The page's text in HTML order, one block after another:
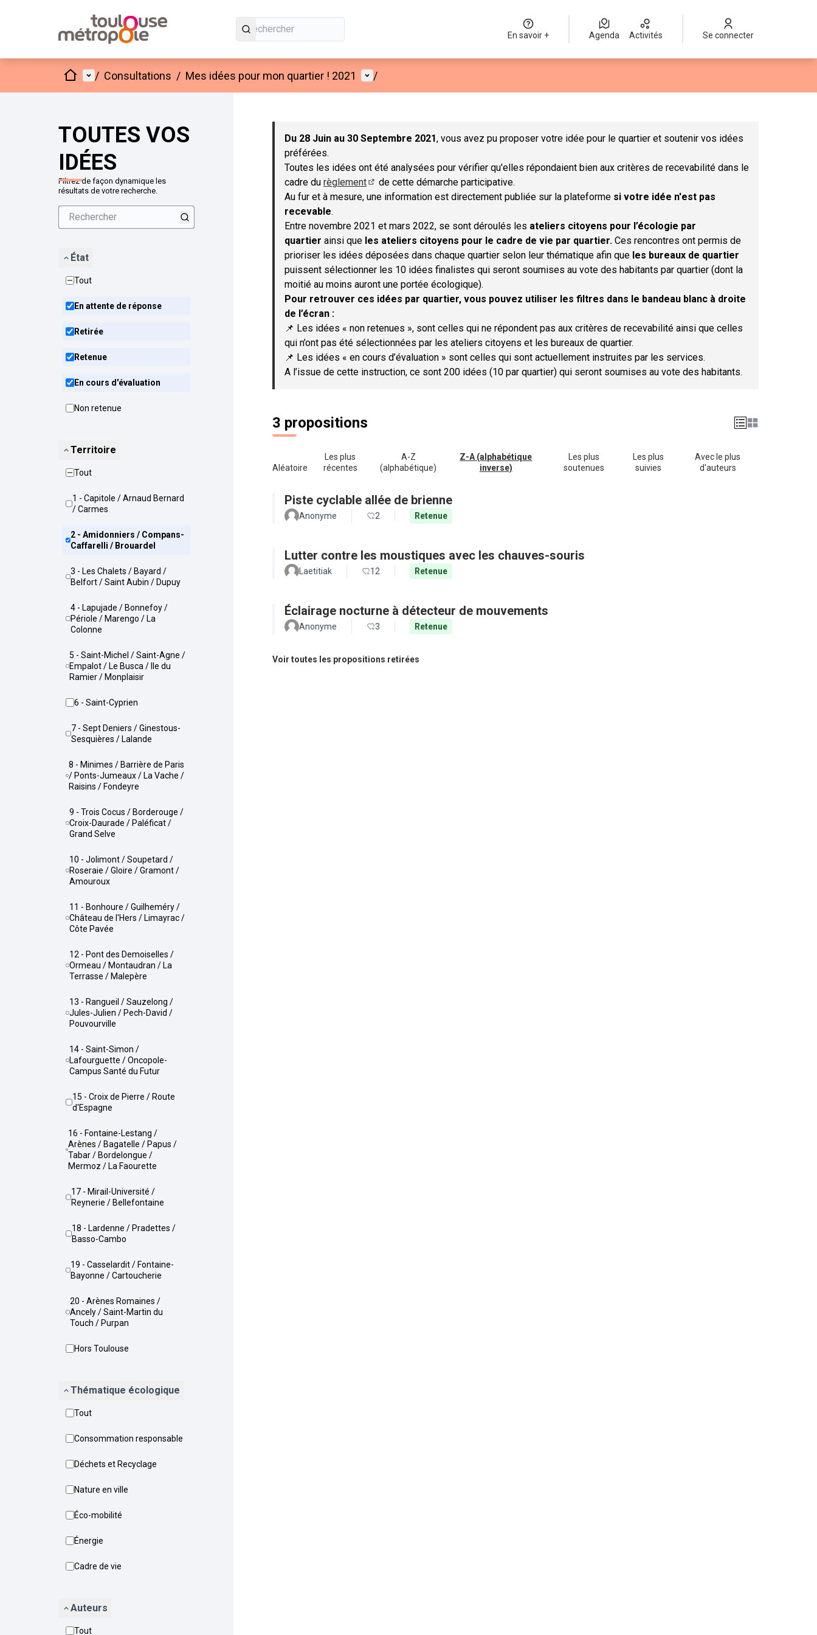
En savoir + Agenda Activités Se connecter
AccueilMenu principal
/ Consultations / Mes idées pour mon quartier ! 2021 Menu utilisateur
/
TOUTES VOS
IDÉES
Filtrez de façon dynamique les
résultats de votre recherche.
État
Tout
En attente de réponse
Retirée
Retenue
En cours d'évaluation
Non retenue
Territoire
Tout
1 - Capitole / Arnaud Bernard
/ Carmes
2 - Amidonniers / Compans-
Caffarelli / Brouardel
3 - Les Chalets / Bayard /
Belfort / Saint Aubin / Dupuy
4 - Lapujade / Bonnefoy /
Périole / Marengo / La
Colonne
5 - Saint-Michel / Saint-Agne /
Empalot / Le Busca / Ile du
Ramier / Monplaisir
6 - Saint-Cyprien
7 - Sept Deniers / Ginestous-
Sesquières / Lalande
8 - Minimes / Barrière de Paris
/ Ponts-Jumeaux / La Vache /
Raisins / Fondeyre
9 - Trois Cocus / Borderouge /
Croix-Daurade / Paléficat /
Grand Selve
10 - Jolimont / Soupetard /
Roseraie / Gloire / Gramont /
Amouroux
11 - Bonhoure / Guilheméry /
Château de l'Hers / Limayrac /
Côte Pavée
12 - Pont des Demoiselles /
Ormeau / Montaudran / La
Terrasse / Malepère
13 - Rangueil / Sauzelong /
Jules-Julien / Pech-David /
Pouvourville
14 - Saint-Simon /
Lafourguette / Oncopole-
Campus Santé du Futur
15 - Croix de Pierre / Route
d'Espagne
16 - Fontaine-Lestang /
Arènes / Bagatelle / Papus /
Tabar / Bordelongue /
Mermoz / La Faourette
17 - Mirail-Université /
Reynerie / Bellefontaine
18 - Lardenne / Pradettes /
Basso-Cambo
19 - Casselardit / Fontaine-
Bayonne / Cartoucherie
20 - Arènes Romaines /
Ancely / Saint-Martin du
Touch / Purpan
Hors Toulouse
Thématique écologique
Tout
Consommation responsable
Déchets et Recyclage
Nature en ville
Éco-mobilité
Énergie
Cadre de vie
Auteurs
Tout
Passer la carte
Du 28 Juin au 30 Septembre 2021, vous avez pu proposer votre idée pour le quartier et soutenir vos idées
préférées.
Toutes les idées ont été analysées pour vérifier qu'elles répondaient bien aux critères de recevabilité dans le
cadre du règlement
(S'ouvre dans un nouvel onglet)
de cette démarche participative.
Au fur et à mesure, une information est directement publiée sur la plateforme si votre idée n'est pas
recevable.
Entre novembre 2021 et mars 2022, se sont déroulés les ateliers citoyens pour l’écologie par
quartier ainsi que les ateliers citoyens pour le cadre de vie par quartier. Ces rencontres ont permis de
prioriser les idées déposées dans chaque quartier selon leur thématique afin que les bureaux de quartier
puissent sélectionner les 10 idées finalistes qui seront soumises au vote des habitants par quartier (dont la
moitié au moins auront une portée écologique).
Pour retrouver ces idées par quartier, vous pouvez utiliser les filtres dans le bandeau blanc à droite
de l’écran :
📌 Les idées « non retenues », sont celles qui ne répondent pas aux critères de recevabilité ainsi que celles
qui n’ont pas été sélectionnées par les ateliers citoyens et les bureaux de quartier.
📌 Les idées « en cours d’évaluation » sont celles qui sont actuellement instruites par les services.
A l’issue de cette instruction, ce sont 200 idées (10 par quartier) qui seront soumises au vote des habitants.
3 propositions
Aléatoire
Les plus
récentes
A-Z
(alphabétique)
Z-A (alphabétique
inverse)
Les plus
soutenues
Les plus
suivies
Avec le plus
d'auteurs
Piste cyclable allée de brienne
Anonyme 2 Retenue
Lutter contre les moustiques avec les chauves-souris
Laetitiak 12 Retenue
Éclairage nocturne à détecteur de mouvements
Anonyme 3 Retenue
Voir toutes les propositions retirées